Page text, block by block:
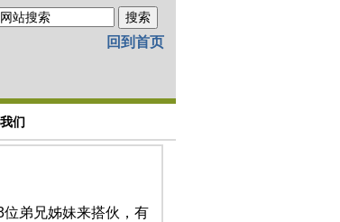
回到首页
们
弟兄姊妹来搭伙，有